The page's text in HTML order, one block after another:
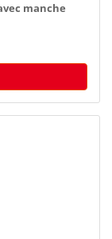
manche